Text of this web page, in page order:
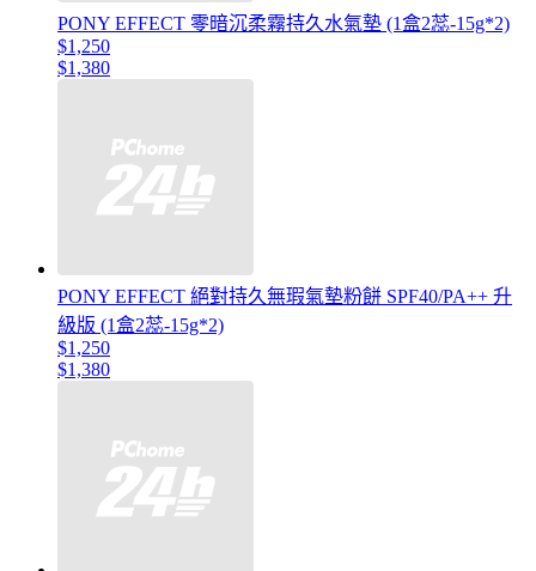
PONY EFFECT 零暗沉柔霧持久水氣墊 (1盒2蕊-15g*2)
$1,250
$1,380
PONY EFFECT 絕對持久無瑕氣墊粉餅 SPF40/PA++ 升
級版 (1盒2蕊-15g*2)
$1,250
$1,380